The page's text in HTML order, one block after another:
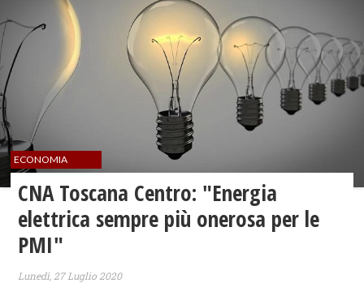
ECONOMIA
CNA Toscana Centro: "Energia
elettrica sempre più onerosa per le
PMI"
Lunedì, 27 Luglio 2020